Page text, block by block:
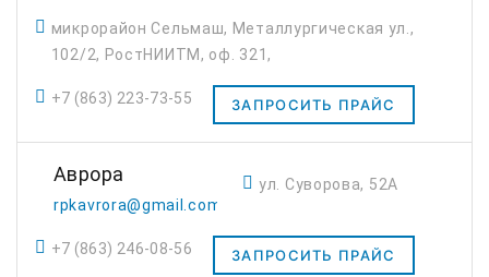
микрорайон Сельмаш, Металлургическая ул.,
102/2, РостНИИТМ, оф. 321,
+7 (863) 223-73-55 ЗАПРОСИТЬ ПРАЙС
Аврора
rpkavrora@gmail.com
ул. Суворова, 52А
+7 (863) 246-08-56 ЗАПРОСИТЬ ПРАЙС